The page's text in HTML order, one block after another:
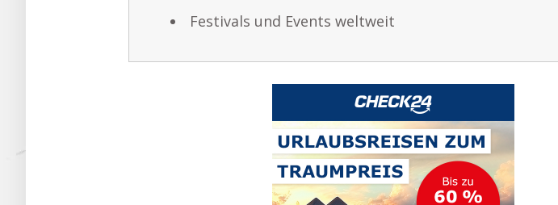
Festivals und Events weltweit